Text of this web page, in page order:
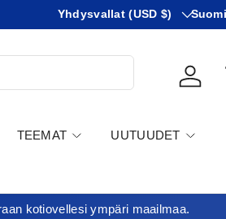
Tilaatko Yhdysvaltoihin?Tutustu
Maa
Yhdysvallat (USD $) KIeli
Suomi
TEEMAT UUTUUDET
kotiovellesi ympäri maailmaa.